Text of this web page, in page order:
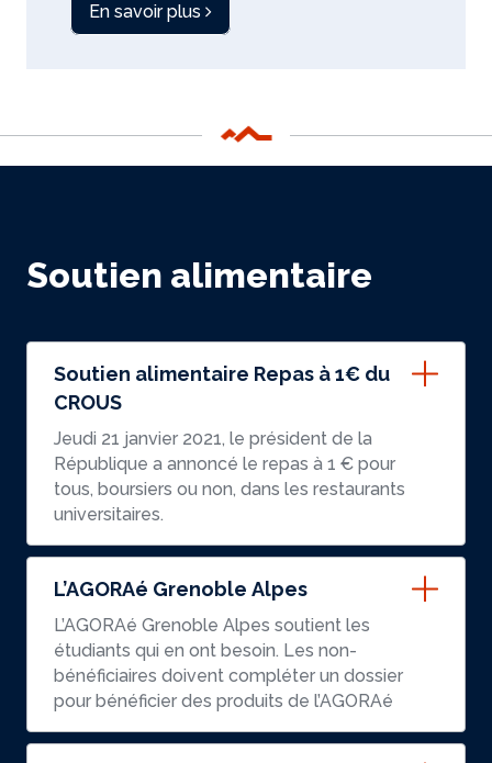
En savoir plus
Soutien alimentaire
Soutien alimentaire Repas à 1€ du
CROUS
Jeudi 21 janvier 2021, le président de la
République a annoncé le repas à 1 € pour
tous, boursiers ou non, dans les restaurants
universitaires.
L’AGORAé Grenoble Alpes
L’AGORAé Grenoble Alpes soutient les
étudiants qui en ont besoin. Les non-
bénéficiaires doivent compléter un dossier
pour bénéficier des produits de l’AGORAé